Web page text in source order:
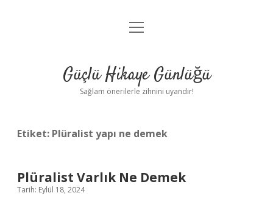
Anasayfa
Yasal Uyarı
menüyü
Güçlü Hikaye Günlüğü
Sağlam önerilerle zihnini uyandır!
Etiket: Plüralist yapı ne demek
Plüralist Varlık Ne Demek
Tarih: Eylül 18, 2024